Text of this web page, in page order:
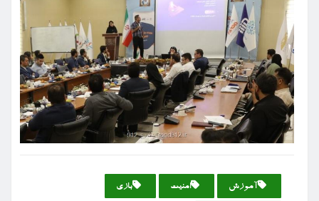
آموزش امنیت بازی